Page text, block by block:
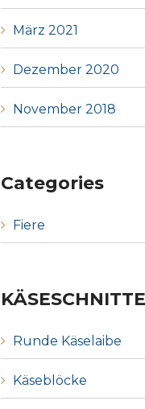
März 2021
Dezember 2020
November 2018
Categories
Fiere
KÄSESCHNITTE
Runde Käselaibe
Käseblöcke